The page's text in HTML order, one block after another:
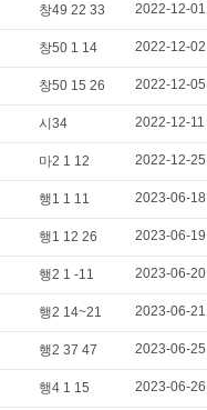
창49 22 33 2022-12-01
창50 1 14 2022-12-02
창50 15 26 2022-12-05
시34 2022-12-11
마2 1 12 2022-12-25
행1 1 11 2023-06-18
행1 12 26 2023-06-19
행2 1 -11 2023-06-20
행2 14~21 2023-06-21
행2 37 47 2023-06-25
행4 1 15 2023-06-26